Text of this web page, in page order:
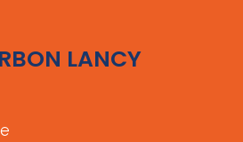
LANCY